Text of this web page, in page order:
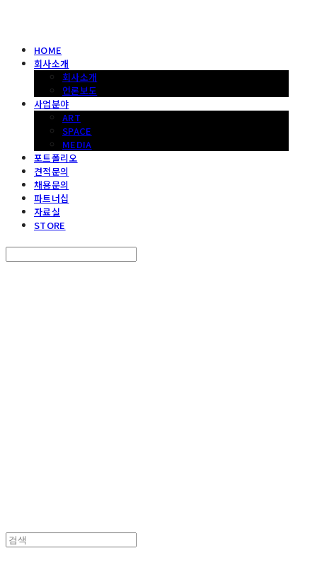
HOME
회사소개
회사소개
언론보도
사업분야
ART
SPACE
MEDIA
포트폴리오
견적문의
채용문의
파트너십
자료실
STORE